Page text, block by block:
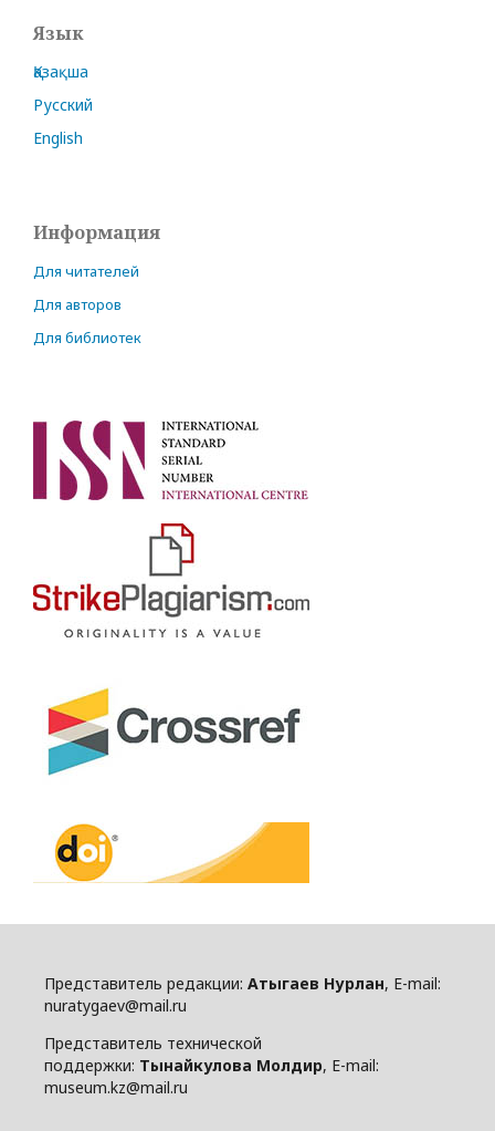
Язык
Қазақша
Русский
English
Информация
Для читателей
Для авторов
Для библиотек
Представитель редакции: Атыгаев Нурлан, E-mail:
nuratygaev@mail.ru
Представитель технической
поддержки: Тынайкулова Молдир, E-mail:
museum.kz@mail.ru